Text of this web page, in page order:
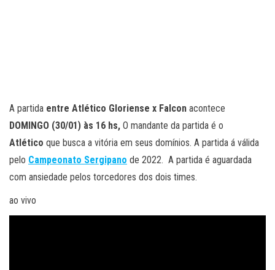
A partida entre Atlético Gloriense x Falcon acontece
DOMINGO (30/01) às 16 hs, O mandante da partida é o
Atlético que busca a vitória em seus domínios. A partida á válida
pelo Campeonato Sergipano de 2022. A partida é aguardada
com ansiedade pelos torcedores dos dois times.
ao vivo